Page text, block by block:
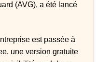
(AVG), a été lancé
est passée à
une version gratuite